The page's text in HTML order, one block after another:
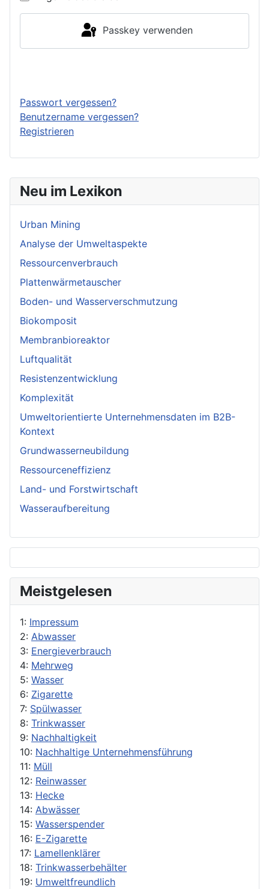
Neu im Lexikon
Urban Mining
Analyse der Umweltaspekte
Ressourcenverbrauch
Plattenwärmetauscher
Boden- und Wasserverschmutzung
Biokomposit
Membranbioreaktor
Luftqualität
Resistenzentwicklung
Komplexität
Umweltorientierte Unternehmensdaten im B2B-
Kontext
Grundwasserneubildung
Ressourceneffizienz
Land- und Forstwirtschaft
Wasseraufbereitung
Meistgelesen
1: Impressum
2: Abwasser
3: Energieverbrauch
4: Mehrweg
5: Wasser
6: Zigarette
7: Spülwasser
8: Trinkwasser
9: Nachhaltigkeit
10: Nachhaltige Unternehmensführung
11: Müll
12: Reinwasser
13: Hecke
14: Abwässer
15: Wasserspender
16: E-Zigarette
17: Lamellenklärer
18: Trinkwasserbehälter
19: Umweltfreundlich
Passkey verwenden
Passwort vergessen?
Benutzername vergessen?
Registrieren